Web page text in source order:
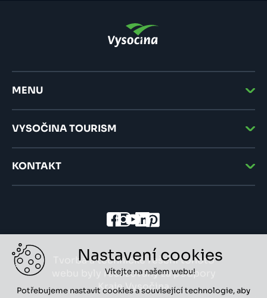
MENU
VYSOČINA TOURISM
KONTAKT
Tvorba a technické řešení tohoto
webu byly realizovány za podpory
Kraje Vysočina
Nastavení cookies
Vítejte na našem webu!
Potřebujeme nastavit cookies a související technologie, aby